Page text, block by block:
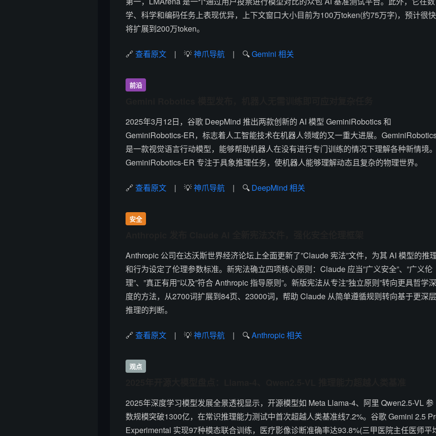
学、科学和编码任务上表现优异，上下文窗口大小目前为100万token(约75万字)，预计很快
将扩展到200万token。
🔗 查看原文 | 💡神爪导航 | 🔍Gemini 相关
前沿
2025年3月12日，谷歌 DeepMind 推出两款创新的 AI 模型 GeminiRobotics 和
GeminiRobotics-ER，标志着人工智能技术在机器人领域的又一重大进展。
是一款视觉语言行动模型，能够帮助机器人在没有进行专门训练的情况下理解各种新情境
GeminiRobotics-ER 专注于具象推理任务，使机器人能够理解动态且复杂的物理世界。
🔗 查看原文 | 💡神爪导航 | 🔍 DeepMind 相关
安全
Anthropic 公司在达沃斯世界经济论坛上全面更新了”Claude 宪法”文件，为其 AI 模型的推
和行为设定了伦理参数标准。新宪法确立四项核心原则：Claude 应当”广义安全”、”广义伦
理”、”真正有用”以及”符合 Anthropic 指导原则”。新版宪法从专注”独立原则”转向更具哲学深
度的方法，从2700词扩展到84页、23000词，帮助 Claude 从简单遵循规则转向基于更深层
推理的判断。
🔗 查看原文 | 💡神爪导航 | 🔍Anthropic 相关
观点
2025年深度学习模型发展全景透视显示，开源模型如 Meta Llama-4、阿里 Qwen2.5-VL 参
数规模突破1300亿，在常识推理能力测试中首次超越人类基准线7.2%。谷歌 Gemini 2.5
Experimental 实现97种模态联合训练，医疗影像诊断准确率达93.8%(三甲医院主任医师平